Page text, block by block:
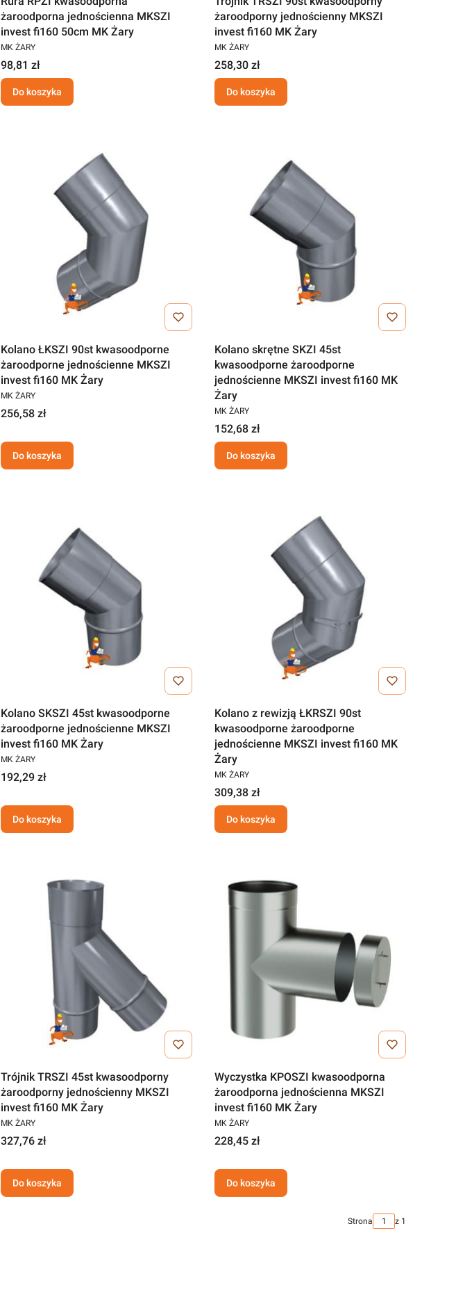
żaroodporna jednościenna MKSZI
invest fi160 50cm MK Żary
MK ŻARY
98,81 zł
Do koszyka
żaroodporny jednościenny MKSZI
invest fi160 MK Żary
MK ŻARY
258,30 zł
Do koszyka
Kolano ŁKSZI 90st kwasoodporne
żaroodporne jednościenne MKSZI
invest fi160 MK Żary
MK ŻARY
256,58 zł
Do koszyka
Kolano skrętne SKZI 45st
kwasoodporne żaroodporne
jednościenne MKSZI invest fi160 MK
Żary
MK ŻARY
152,68 zł
Do koszyka
Kolano SKSZI 45st kwasoodporne
żaroodporne jednościenne MKSZI
invest fi160 MK Żary
MK ŻARY
192,29 zł
Do koszyka
Kolano z rewizją ŁKRSZI 90st
kwasoodporne żaroodporne
jednościenne MKSZI invest fi160 MK
Żary
MK ŻARY
309,38 zł
Do koszyka
Trójnik TRSZI 45st kwasoodporny
żaroodporny jednościenny MKSZI
invest fi160 MK Żary
MK ŻARY
327,76 zł
Do koszyka
Wyczystka KPOSZI kwasoodporna
żaroodporna jednościenna MKSZI
invest fi160 MK Żary
MK ŻARY
228,45 zł
Do koszyka
Strona z 1